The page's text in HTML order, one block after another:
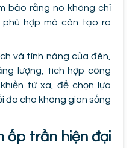
bảo rằng nó không chỉ
phù hợp mà còn tạo ra
và tính năng của đèn,
lượng, tích hợp công
từ xa, để chọn lựa
đa cho không gian sống
ốp trần hiện đại